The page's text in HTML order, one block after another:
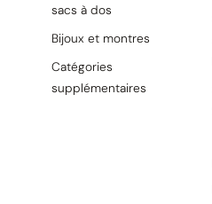
sacs à dos
Bijoux et montres
Catégories
supplémentaires